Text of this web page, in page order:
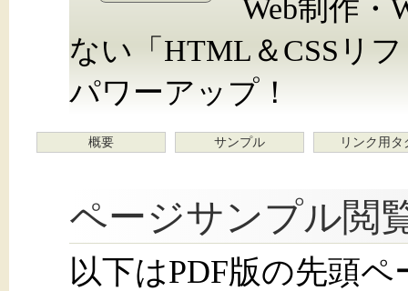
Web制作・
ない「HTML＆CSSリ
パワーアップ！
概要 サンプル リンク用タ
ページサンプル閲
以下はPDF版の先頭